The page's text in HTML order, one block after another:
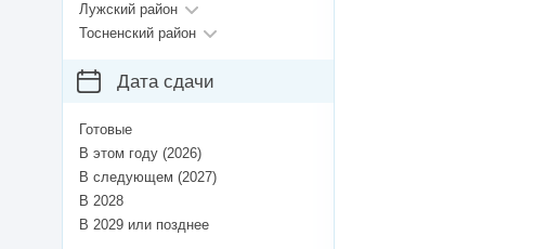
Лужский район
Тосненский район
Дата сдачи
Готовые
В этом году (2026)
В следующем (2027)
В 2028
В 2029 или позднее